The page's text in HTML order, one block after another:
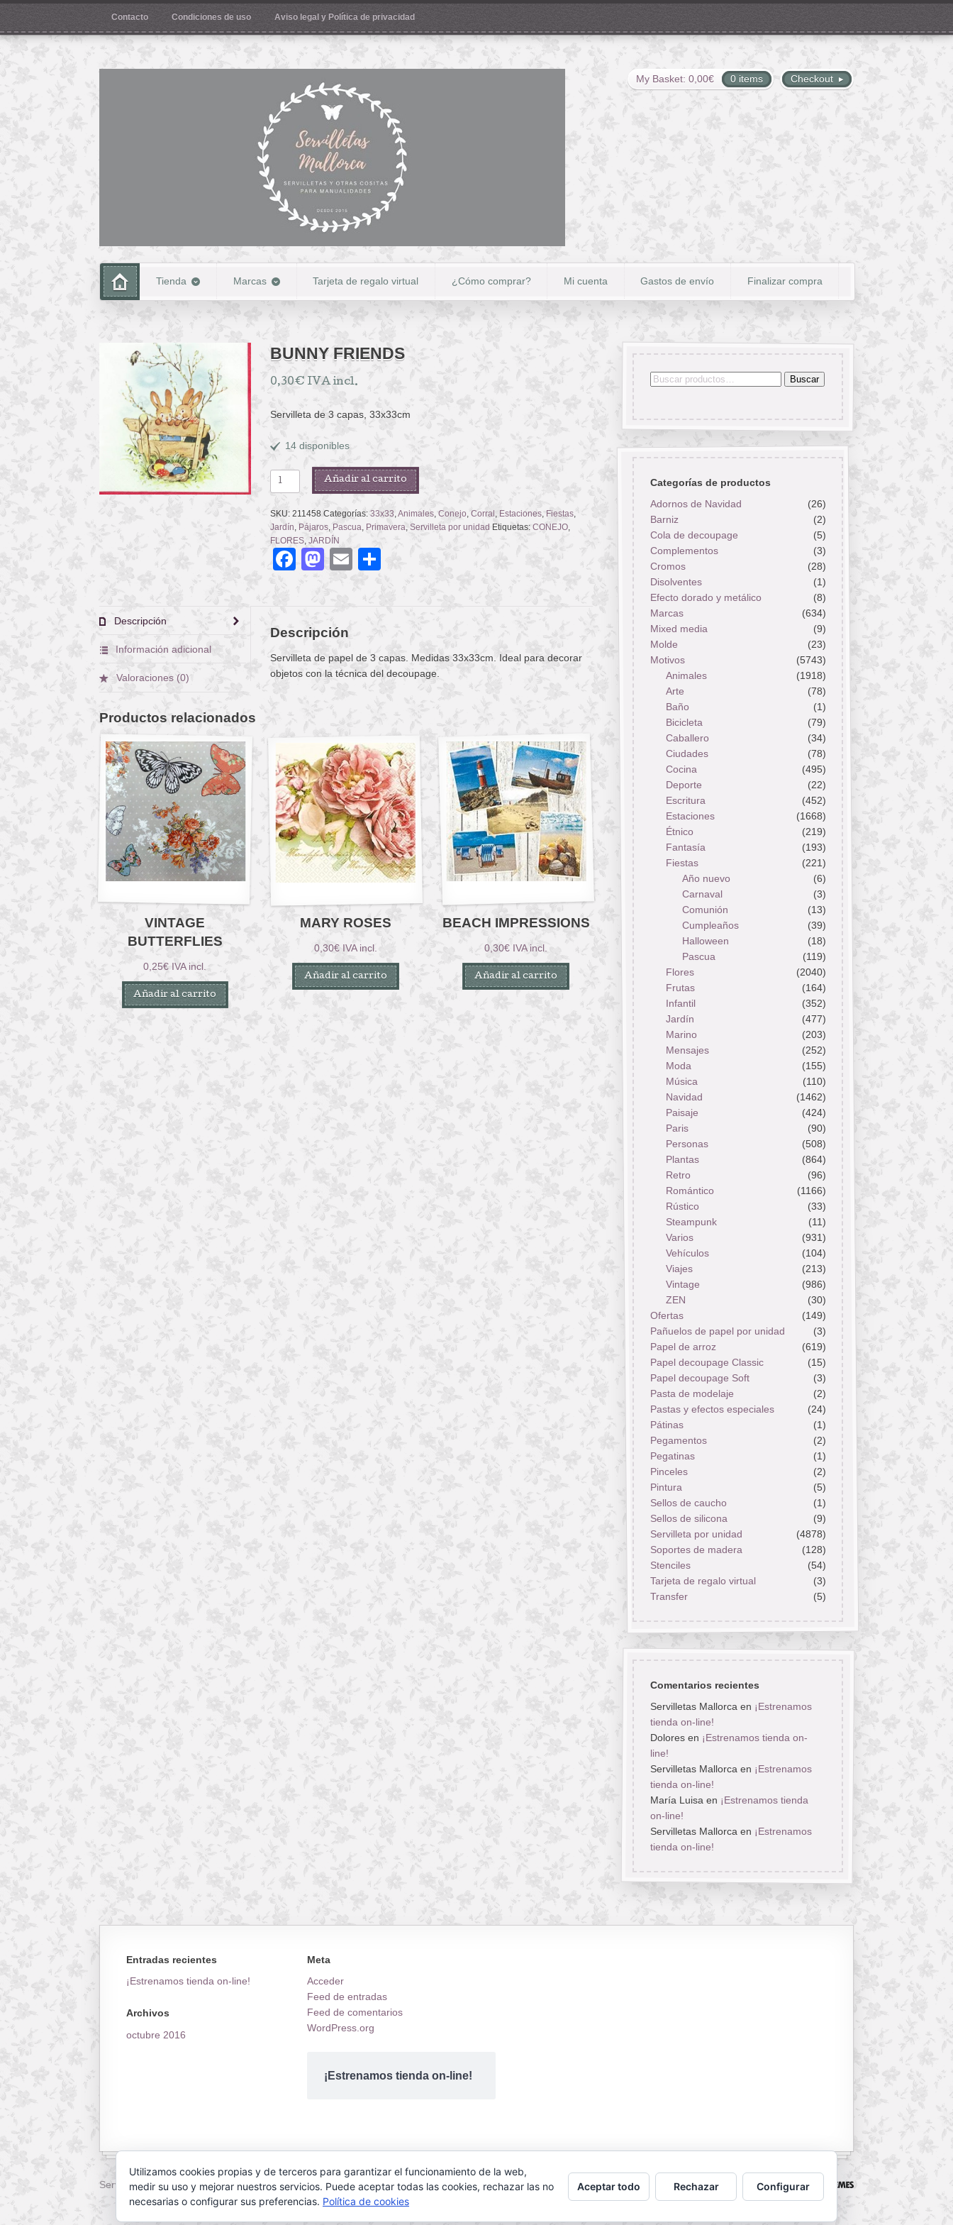
Contacto Condiciones de uso Aviso legal y Política de privacidad
Checkout
My Basket: 0,00€ 0 items
Tienda Marcas Tarjeta de regalo virtual ¿Cómo comprar? Mi cuenta Gastos de envío Finalizar compra
BUNNY FRIENDS
0,30€ IVA incl.
Servilleta de 3 capas, 33x33cm
14 disponibles
BUNNY
FRIENDS
cantidad
Añadir al carrito
SKU: 211458 Categorías: 33x33 Animales, Conejo Corral Estaciones, Fiestas,
Jardín Pájaros, Pascua Primavera Servilleta por unidad Etiquetas: CONEJO,
FLORES, JARDÍN
Facebook
Mastodon
EmailCompartir
Descripción
Información adicional
Valoraciones (0)
Descripción
Servilleta de papel de 3 capas. Medidas 33x33cm. Ideal para decorar
objetos con la técnica del decoupage.
Productos relacionados
VINTAGE
BUTTERFLIES
0,25€ IVA incl.
Añadir al carrito
MARY ROSES
0,30€ IVA incl.
Añadir al carrito
BEACH IMPRESSIONS
0,30€ IVA incl.
Añadir al carrito
Buscar
Buscar
Categorías de productos
Adornos de Navidad
(26)
Barniz
(2)
Cola de decoupage
(5)
Complementos
(3)
Cromos
(28)
Disolventes
(1)
Efecto dorado y metálico
(8)
Marcas
(634)
Mixed media
(9)
Molde
(23)
Motivos
(5743)
Animales
(1918)
Arte
(78)
Baño
(1)
Bicicleta
(79)
Caballero
(34)
Ciudades
(78)
Cocina
(495)
Deporte
(22)
Escritura
(452)
Estaciones
(1668)
Étnico
(219)
Fantasía
(193)
Fiestas
(221)
Año nuevo
(6)
Carnaval
(3)
Comunión
(13)
Cumpleaños
(39)
Halloween
(18)
Pascua
(119)
Flores
(2040)
Frutas
(164)
Infantil
(352)
Jardín
(477)
Marino
(203)
Mensajes
(252)
Moda
(155)
Música
(110)
Navidad
(1462)
Paisaje
(424)
Paris
(90)
Personas
(508)
Plantas
(864)
Retro
(96)
Romántico
(1166)
Rústico
(33)
Steampunk
(11)
Varios
(931)
Vehículos
(104)
Viajes
(213)
Vintage
(986)
ZEN
(30)
Ofertas
(149)
Pañuelos de papel por unidad
(3)
Papel de arroz
(619)
Papel decoupage Classic
(15)
Papel decoupage Soft
(3)
Pasta de modelaje
(2)
Pastas y efectos especiales
(24)
Pátinas
(1)
Pegamentos
(2)
Pegatinas
(1)
Pinceles
(2)
Pintura
(5)
Sellos de caucho
(1)
Sellos de silicona
(9)
Servilleta por unidad
(4878)
Soportes de madera
(128)
Stenciles
(54)
Tarjeta de regalo virtual
(3)
Transfer
(5)
Comentarios recientes
Servilletas Mallorcaen ¡Estrenamos
tienda on-line!
Doloresen ¡Estrenamos tienda on-
line!
Servilletas Mallorcaen ¡Estrenamos
tienda on-line!
María Luisaen ¡Estrenamos tienda
on-line!
Servilletas Mallorcaen ¡Estrenamos
tienda on-line!
Entradas recientes
¡Estrenamos tienda on-line!
Archivos
octubre 2016
Meta
Acceder
Feed de entradas
Feed de comentarios
WordPress.org
¡Estrenamos tienda on-line!
Servilletas Mallorca © 2026. All Rights Reserved. Powered byWordPress . Designed by
Utilizamos cookies propias y de terceros para garantizar el funcionamiento de la web,
medir su uso y mejorar nuestros servicios. Puede aceptar todas las cookies, rechazar las no
necesarias o configurar sus preferencias. Política de cookies
Aceptar todo Rechazar Configurar